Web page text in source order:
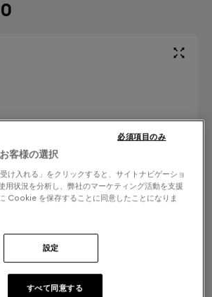
客様の選択
け入れる」をクリックすると、サイトナビゲーショ
用状況を分析し、弊社のマーケティング活動を支援
Cookie を保存することに同意したことになりま
設定
必須項目のみ
すべて同意する